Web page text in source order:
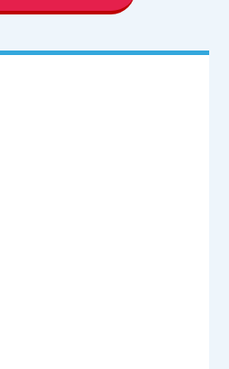
の請求
てご自身の個人情報の開示等
、内容の訂正・追加・削除、
第三者への提供の停止）及び
関して、下記の当社お問い合
ができます。その際、当社は
ていただいたうえで、合理的
す。
新橋1-5-5 ビュロー西新橋